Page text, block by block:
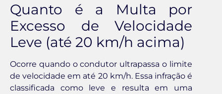
Quanto é a Multa por
Excesso de Velocidade
Leve (até 20 km/h acima)
Ocorre quando o condutor ultrapassa o limite
de velocidade em até 20 km/h. Essa infração é
classificada como leve e resulta em uma